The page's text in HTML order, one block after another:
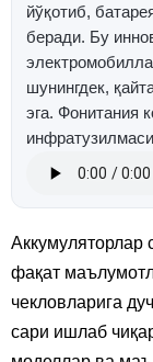
йўқотиб,
беради. Бу
шунингдек,
эга. Фонитания
Аккумуляторлар
фақат
чекловларига
сари ишлаб